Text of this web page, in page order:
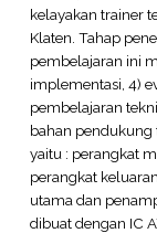
kelayakan trainer
Klaten. Tahap
pembelajaran ini
implementasi, 4)
pembelajaran
bahan pendukung
yaitu : perangkat
perangkat
utama dan
dibuat dengan IC